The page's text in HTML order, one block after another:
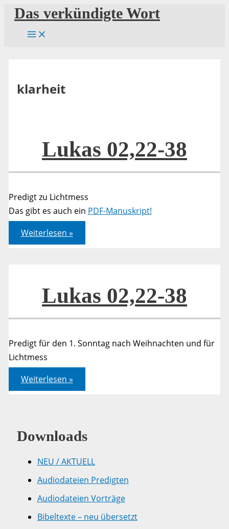
Zum
Inhalt
springen
Das verkündigte Wort
klarheit
Lukas 02,22-38
Predigt zu Lichtmess
Das gibt es auch ein PDF-Manuskript!
Lukas
02,22-
38
Weiterlesen »
Lukas 02,22-38
Predigt für den 1. Sonntag nach Weihnachten und für
Lichtmess
Lukas
02,22-
38
Weiterlesen »
Downloads
NEU / AKTUELL
Audiodateien Predigten
Audiodateien Vorträge
Bibeltexte – neu übersetzt